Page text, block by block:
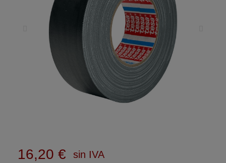
16,20 € sin IVA